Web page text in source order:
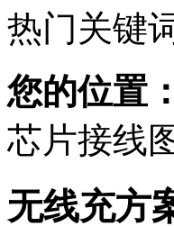
热门关键
您的位置：
芯片接线
无线充方